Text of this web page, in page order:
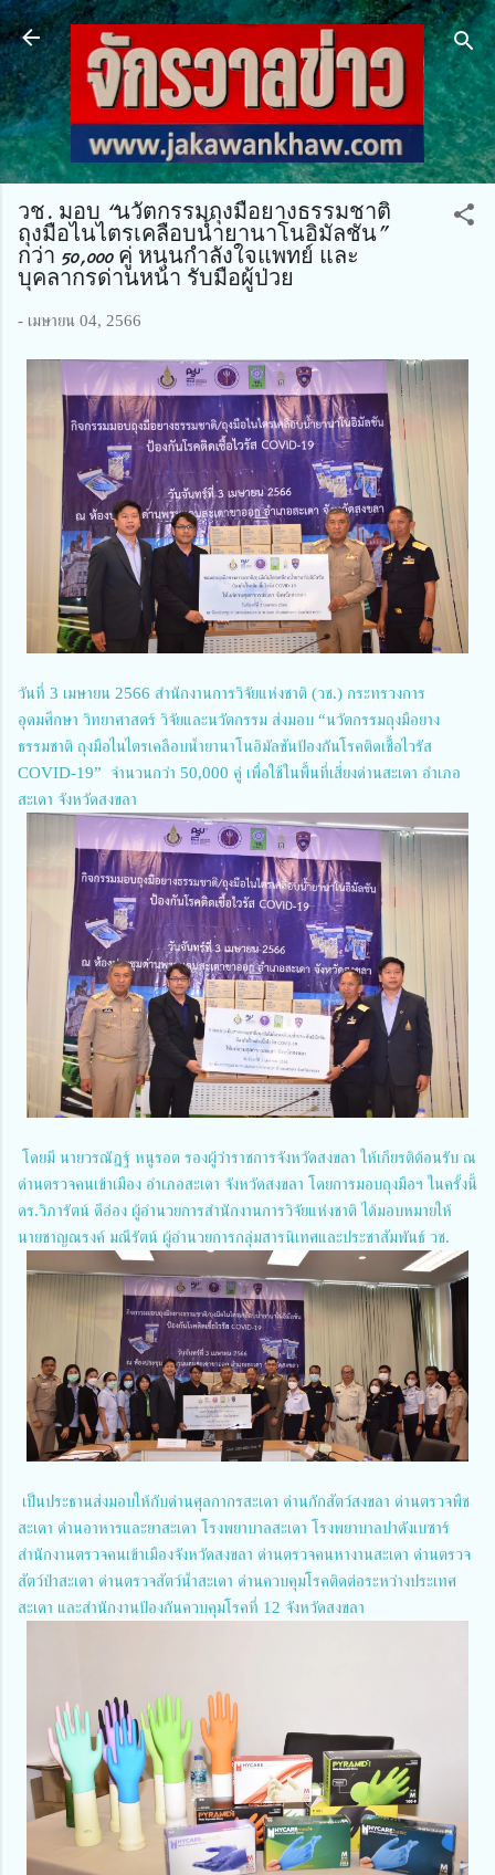
ข้ามไปที่เนื้อหาหลัก
วช. มอบ “นวัตกรรมถุงมือยางธรรมชาติ
ถุงมือไนไตรเคลือบน้ำยานาโนอิมัลชัน”
กว่า 50,000 คู่ หนุนกำลังใจแพทย์ และ
บุคลากรด่านหน้า รับมือผู้ป่วย
- เมษายน 04, 2566
วันที่ 3 เมษายน 2566 สำนักงานการวิจัยแห่งชาติ (วช.) กระทรวงการ
อุดมศึกษา วิทยาศาสตร์ วิจัยและนวัตกรรม ส่งมอบ “นวัตกรรมถุงมือยาง
ธรรมชาติ ถุงมือไนไตรเคลือบน้ำยานาโนอิมัลชันป้องกันโรคติดเชื้อไวรัส
COVID-19” จำนวนกว่า 50,000 คู่ เพื่อใช้ในพื้นที่เสี่ยงด่านสะเดา อำเภอ
สะเดา จังหวัดสงขลา
โดยมี นายวรณัฎฐ์ หนูรอต รองผู้ว่าราชการจังหวัดสงขลา ให้เกียรติต้อนรับ ณ
ด่านตรวจคนเข้าเมือง อำเภอสะเดา จังหวัดสงขลา โดยการมอบถุงมือฯ ในครั้งนี้
ดร.วิภารัตน์ ดีอ่อง ผู้อำนวยการสำนักงานการวิจัยแห่งชาติ ได้มอบหมายให้
นายชาญณรงค์ มณีรัตน์ ผู้อำนวยการกลุ่มสารนิเทศและประชาสัมพันธ์ วช.
เป็นประธานส่งมอบให้กับด่านศุลกากรสะเดา ด่านกักสัตว์สงขลา ด่านตรวจพืช
สะเดา ด่านอาหารและยาสะเดา โรงพยาบาลสะเดา โรงพยาบาลปาดังเบซาร์
สำนักงานตรวจคนเข้าเมืองจังหวัดสงขลา ด่านตรวจคนหางานสะเดา ด่านตรวจ
สัตว์ป่าสะเดา ด่านตรวจสัตว์น้ำสะเดา ด่านควบคุมโรคติดต่อระหว่างประเทศ
สะเดา และสำนักงานป้องกันควบคุมโรคที่ 12 จังหวัดสงขลา